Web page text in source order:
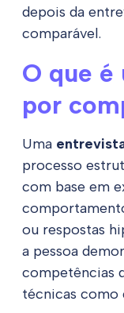
depois da
comparável.
O que é
por
Uma
processo
com base em
ou respostas
a pessoa
competências
técnicas como